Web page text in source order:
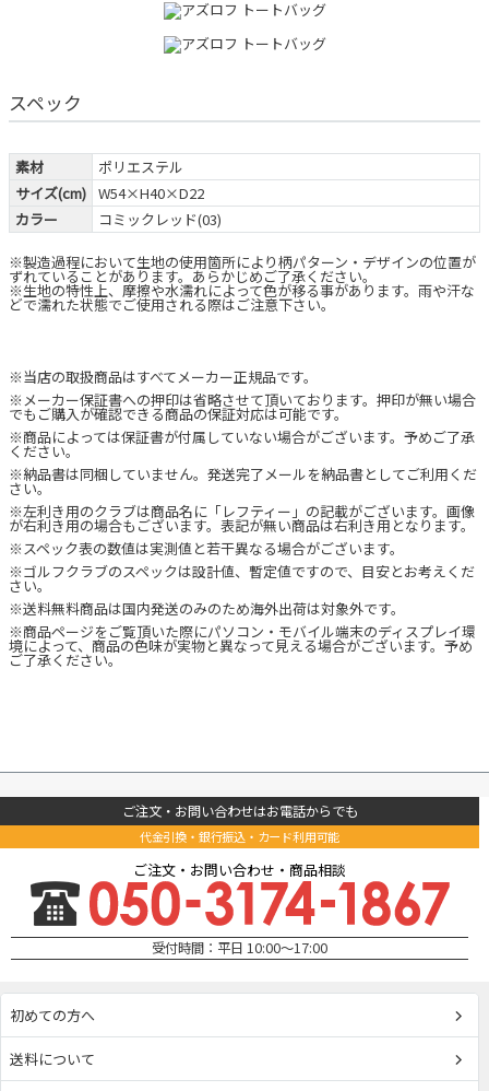
スペック
素材
ポリエステル
サイズ(cm) W54×H40×D22
カラー
コミックレッド(03)
※製造過程において生地の使用箇所により柄パターン・デザインの位置が
ずれていることがあります。あらかじめご了承ください。
※生地の特性上、摩擦や水濡れによって色が移る事があります。雨や汗な
どで濡れた状態でご使用される際はご注意下さい。
※当店の取扱商品はすべてメーカー正規品です。
※メーカー保証書への押印は省略させて頂いております。押印が無い場合
でもご購入が確認できる商品の保証対応は可能です。
※商品によっては保証書が付属していない場合がございます。予めご了承
ください。
※納品書は同梱していません。発送完了メールを納品書としてご利用くだ
さい。
※左利き用のクラブは商品名に「レフティー」の記載がございます。画像
が右利き用の場合もございます。表記が無い商品は右利き用となります。
※スペック表の数値は実測値と若干異なる場合がございます。
※ゴルフクラブのスペックは設計値、暫定値ですので、目安とお考えくだ
さい。
※送料無料商品は国内発送のみのため海外出荷は対象外です。
※商品ページをご覧頂いた際にパソコン・モバイル端末のディスプレイ環
境によって、商品の色味が実物と異なって見える場合がございます。予め
ご了承ください。
ご注文・お問い合わせはお電話からでも
代金引換・銀行振込・カード利用可能
ご注文・お問い合わせ・商品相談
受付時間：平日 10:00～17:00
初めての方へ
送料について